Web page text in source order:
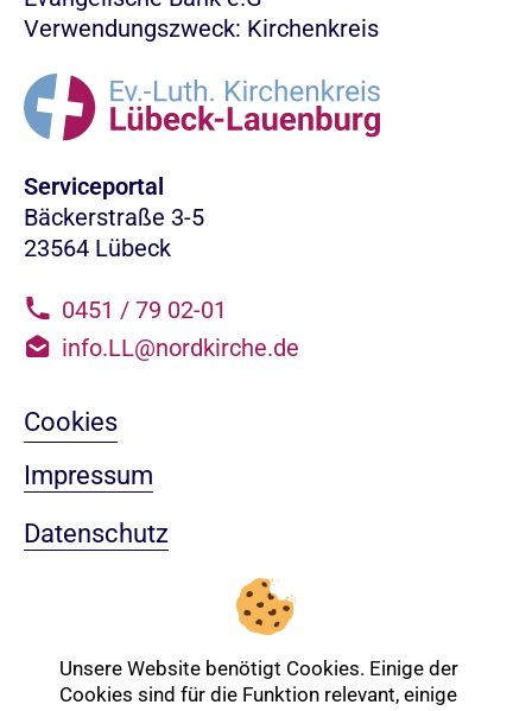
Verwendungszweck: Kirchenkreis
Serviceportal
Bäckerstraße 3-5
23564 Lübeck
0451 / 79 02-01
info.LL@nordkirche.de
Cookies
Impressum
Datenschutz
Nach oben
Unsere Website benötigt Cookies. Einige der
Cookies sind für die Funktion relevant, einige